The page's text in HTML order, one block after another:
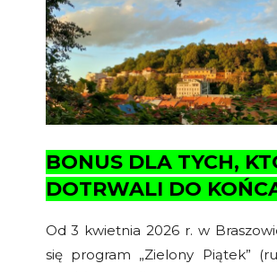
BONUS DLA TYCH,
DOTRWALI DO
Od 3 kwietnia 2026 r. w
się program „Zielony Piątek”